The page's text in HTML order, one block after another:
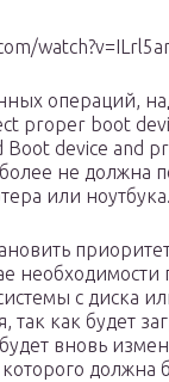
операций,
proper boot
Boot device and
не должна
или ноутбука.
необходимости
с диска
так как будет
вновь
которого